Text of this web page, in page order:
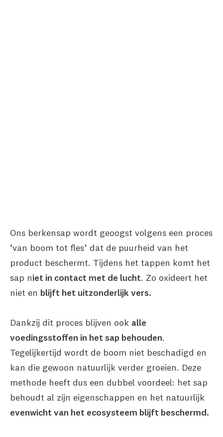
Ons berkensap wordt geoogst volgens een proces
‘van boom tot fles’ dat de puurheid van het
product beschermt. Tijdens het tappen komt het
sap niet in contact met de lucht. Zo oxideert het
niet en blijft het uitzonderlijk vers.
Dankzij dit proces blijven ook alle
voedingsstoffen in het sap behouden.
Tegelijkertijd wordt de boom niet beschadigd en
kan die gewoon natuurlijk verder groeien. Deze
methode heeft dus een dubbel voordeel: het sap
behoudt al zijn eigenschappen en het natuurlijk
evenwicht van het ecosysteem blijft beschermd.